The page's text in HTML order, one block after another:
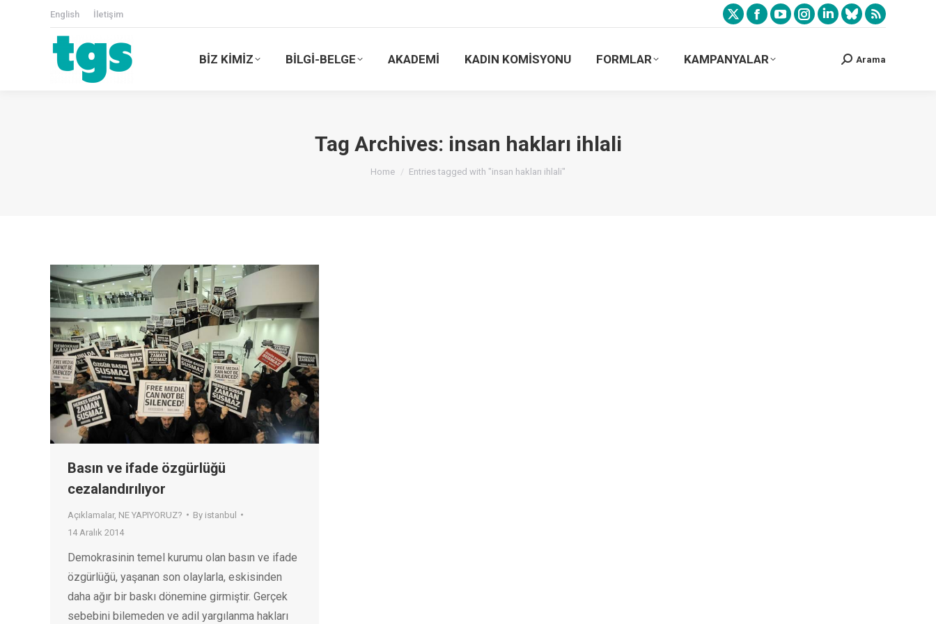
English İletişim
BİZ KİMİZ BİLGİ-BELGE AKADEMİ KADIN KOMİSYONU FORMLAR KAMPANYALAR Arama
Tag Archives: insan hakları ihlali
You are here:
Home Entries tagged with "insan hakları ihlali"
Basın ve ifade özgürlüğü
cezalandırılıyor
Açıklamalar, NE YAPIYORUZ? By istanbul
14 Aralık 2014
Demokrasinin temel kurumu olan basın ve ifade
özgürlüğü, yaşanan son olaylarla, eskisinden
daha ağır bir baskı dönemine girmiştir. Gerçek
sebebini bilemeden ve adil yargılanma hakları